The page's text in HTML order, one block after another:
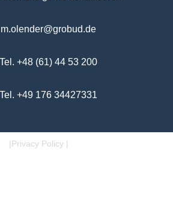
m.olender@grobud.de
Tel. +48 (61) 44 53 200
Tel. +49 176 34427331
|Privacy Policy |